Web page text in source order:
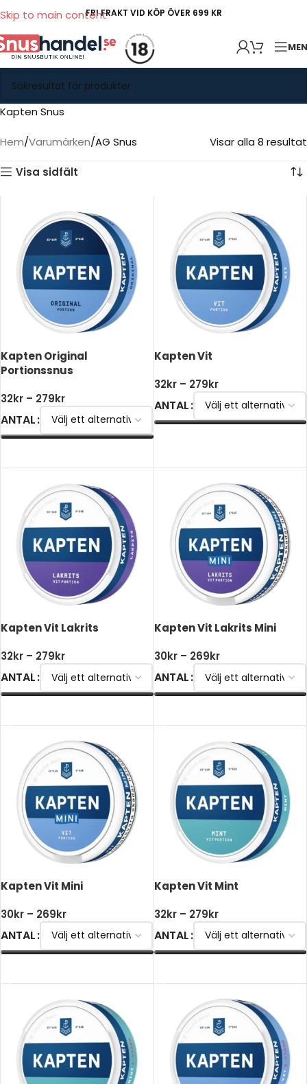
Skip to main contentFRI FRAKT VID KÖP ÖVER 699 KR
Kapten Snus
Hem Varumärken AG Snus Visar alla 8 resultat
Visa sidfält
Kapten Original
Portionssnus
32kr – 279kr
ANTAL
Kapten Vit
32kr – 279kr
ANTAL
Kapten Vit Lakrits
32kr – 279kr
ANTAL
Kapten Vit Lakrits Mini
30kr – 269kr
ANTAL
Kapten Vit Mini
30kr – 269kr
ANTAL
Kapten Vit Mint
32kr – 279kr
ANTAL